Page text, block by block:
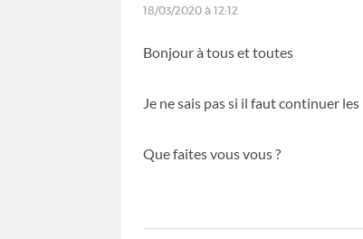
18/03/2020 à 12:12
Bonjour à tous et toutes
Je ne sais pas si il faut continuer
Que faites vous vous ?